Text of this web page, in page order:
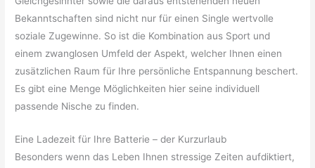
Bekanntschaften sind nicht nur für einen Single wertvolle
soziale Zugewinne. So ist die Kombination aus Sport und
einem zwanglosen Umfeld der Aspekt, welcher Ihnen einen
zusätzlichen Raum für Ihre persönliche Entspannung beschert.
Es gibt eine Menge Möglichkeiten hier seine individuell
passende Nische zu finden.
Eine Ladezeit für Ihre Batterie – der Kurzurlaub
Besonders wenn das Leben Ihnen stressige Zeiten aufdiktiert,